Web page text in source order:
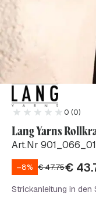
0 (0)
Lang Yarns
Art.Nr
–8% €47.75€
Strickanleitung in den